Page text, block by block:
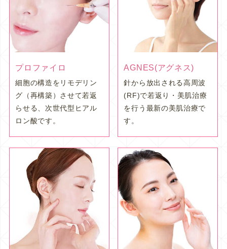
プロファイロ
細胞の構造をリモデリン
グ（再構築）させて若返
らせる、次世代型ヒアル
ロン酸です。
AGNES(アグネス)
針から放出される高周波
(RF)で若返り・美肌治療
を行う最新の美肌治療で
す。